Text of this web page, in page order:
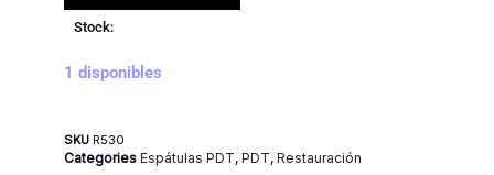
Stock:
1 disponibles
SKU R530
Categories Espátulas PDT, PDT, Restauración